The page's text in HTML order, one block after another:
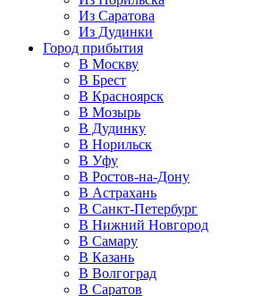
Из Саратова
Из Дудинки
Город прибытия
В Москву
В Брест
В Красноярск
В Мозырь
В Дудинку
В Норильск
В Уфу
В Ростов-на-Дону
В Астрахань
В Санкт-Петербург
В Нижний Новгород
В Самару
В Казань
В Волгоград
В Саратов